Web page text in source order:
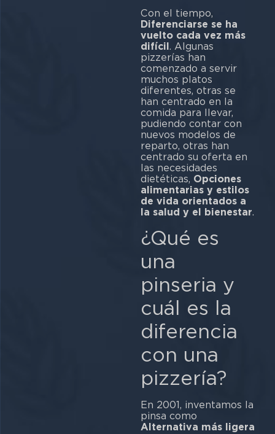
Con el tiempo,
Diferenciarse se ha
vuelto cada vez más
difícil. Algunas
pizzerías han
comenzado a servir
muchos platos
diferentes, otras se
han centrado en la
comida para llevar,
pudiendo contar con
nuevos modelos de
reparto, otras han
centrado su oferta en
las necesidades
dietéticas, Opciones
alimentarias y estilos
de vida orientados a
la salud y el bienestar.
¿Qué es
una
pinseria y
cuál es la
diferencia
con una
pizzería?
En 2001, inventamos la
pinsa como
Alternativa más ligera